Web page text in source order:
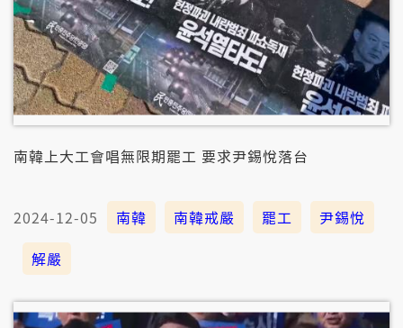
南韓上大工會唱無限期罷工 要求尹錫悅落台
2024-12-05 南韓 南韓戒嚴 罷工
尹錫悅
解嚴